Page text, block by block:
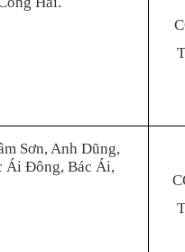
Sơn, Anh Dũng,
Ái Đông, Bác Ái,